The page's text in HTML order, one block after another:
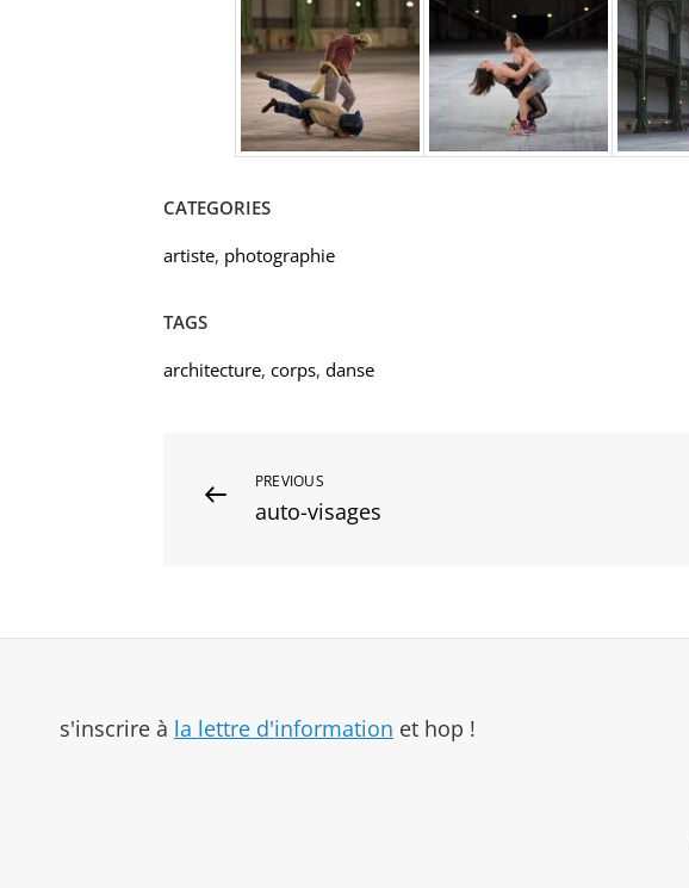
CATEGORIES
artiste, photographie
TAGS
architecture, corps, danse
Navigation
Previous
Post
PREVIOUS
auto-visages
s'inscrire à la lettre d'information et hop !